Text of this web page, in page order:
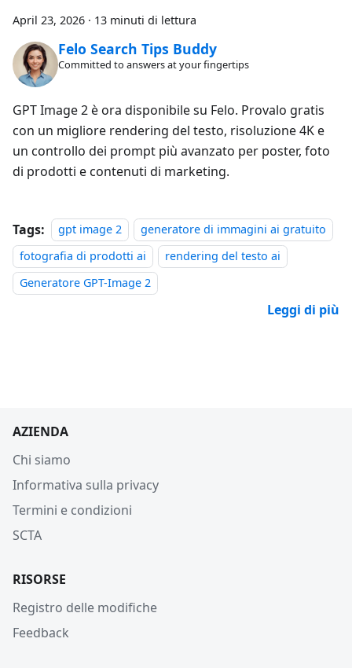
April 23, 2026 · 13 minuti di lettura
Felo Search Tips Buddy
Committed to answers at your fingertips
GPT Image 2 è ora disponibile su Felo. Provalo gratis
con un migliore rendering del testo, risoluzione 4K e
un controllo dei prompt più avanzato per poster, foto
di prodotti e contenuti di marketing.
Tags: gpt image 2
generatore di immagini ai gratuito
fotografia di prodotti ai
rendering del testo ai
Generatore GPT-Image 2
Leggi di più
AZIENDA
Chi siamo
Informativa sulla privacy
Termini e condizioni
SCTA
RISORSE
Registro delle modifiche
Feedback